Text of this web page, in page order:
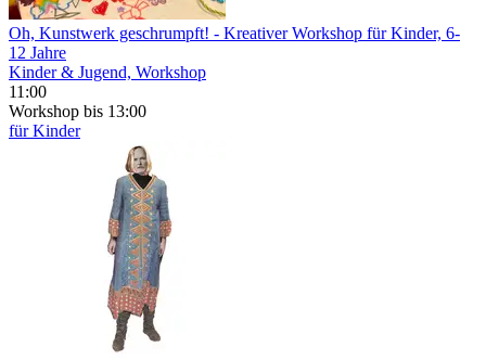
Oh, Kunstwerk geschrumpft! - Kreativer Workshop für Kinder, 6-
12 Jahre
Kinder & Jugend, Workshop
11:00
Workshop bis 13:00
für Kinder